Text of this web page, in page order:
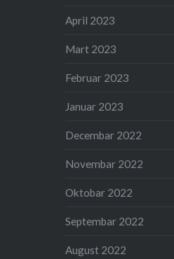
April 2023
Mart 2023
Februar 2023
Januar 2023
Decembar 2022
Novembar 2022
Oktobar 2022
Septembar 2022
August 2022